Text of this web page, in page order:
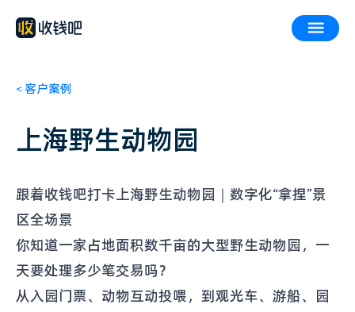
< 客户案例
上海野生动物园
跟着收钱吧打卡上海野生动物园｜数字化“拿捏”景
区全场景
你知道一家占地面积数千亩的大型野生动物园，一
天要处理多少笔交易吗？
从入园门票、动物互动投喂，到观光车、游船、园